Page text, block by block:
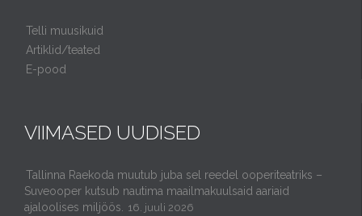
Telli muusikuid
Artiklid/teated
E-pood
VIIMASED UUDISED
Tallinna Raekoda muutub juba sel reedel ooperiteatriks –
Suveooper kutsub nautima maailmakuulsaid aariaid
ajaloolises miljöös.
16. juuli 2026